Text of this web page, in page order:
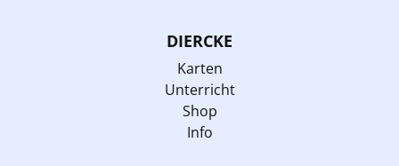
DIERCKE
Karten
Unterricht
Shop
Info